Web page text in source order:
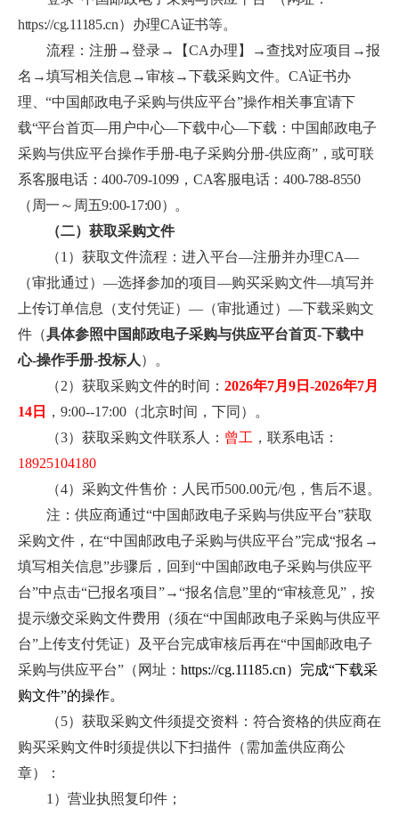
https://cg.11185.cn）办理CA证书等。
流程：注册→登录→【CA办理】→查找对应项目→报
名→填写相关信息→审核→下载采购文件。 CA证书办
理、“中国邮政电子采购与供应平台”操作相关事宜请下
载“平台首页—用户中心—下载中心—下载：中国邮政电子
采购与供应平台操作手册-电子采购分册-供应商”，或可联
系客服电话：400-709-1099，CA客服电话：400-788-8550
（周一～周五9:00-17:00）。
（二）获取采购文件
（1）获取文件流程：进入平台—注册并办理CA—
（审批通过）—选择参加的项目—购买采购文件—填写并
上传订单信息（支付凭证）—（审批通过）—下载采购文
件（具体参照中国邮政电子采购与供应平台首页-下载中
心-操作手册-投标人 ）。
（2）获取采购文件的时间： 2026年7月9日-2026年7月
14日
，9:00--17:00（北京时间，下同）。
（3）获取采购文件联系人： 曾工 ，联系电话：
18925104180
（4）采购文件售价：人民币500.00元/包，售后不退。
注：供应商通过“中国邮政电子采购与供应平台”获取
采购文件，在“中国邮政电子采购与供应平台”完成“报名→
填写相关信息”步骤后，回到“中国邮政电子采购与供应平
台”中点击“已报名项目”→“报名信息”里的“审核意见”，按
提示缴交采购文件费用（须在“中国邮政电子采购与供应平
台”上传支付凭证）及平台完成审核后再在“中国邮政电子
采购与供应平台”（网址： https://cg.11185.cn）完成“下载采
购文件”的操作。
（5）获取采购文件须提交资料：符合资格的供应商在
购买采购文件时须提供以下扫描件（需加盖供应商公
章）：
1）营业执照复印件；